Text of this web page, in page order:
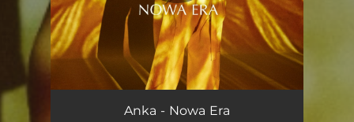
Anka - Nowa Era